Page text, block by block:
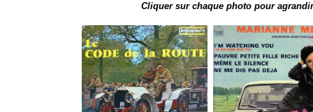
Cliquer sur chaque photo pour